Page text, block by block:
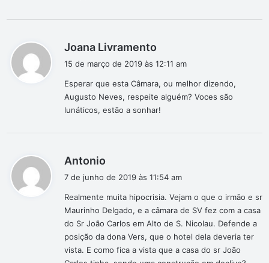
Joana Livramento
i
s
e
15 de março de 2019 às 12:11 am
Esperar que esta Câmara, ou melhor dizendo,
Augusto Neves, respeite alguém? Voces são
lunáticos, estão a sonhar!
Antonio
s
e
:
7 de junho de 2019 às 11:54 am
Realmente muita hipocrisia. Vejam o que o irmão e sr
Maurinho Delgado, e a câmara de SV fez com a casa
do Sr João Carlos em Alto de S. Nicolau. Defende a
posição da dona Vers, que o hotel dela deveria ter
vista. E como fica a vista que a casa do sr João